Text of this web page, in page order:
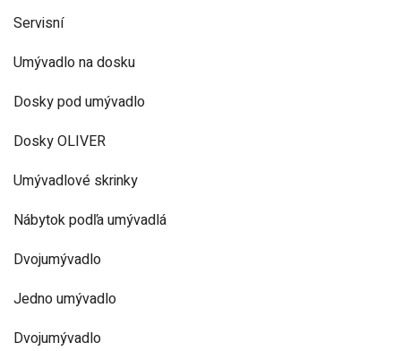
Servisní
Umývadlo na dosku
Dosky pod umývadlo
Dosky OLIVER
Umývadlové skrinky
Nábytok podľa umývadlá
Dvojumývadlo
Jedno umývadlo
Dvojumývadlo